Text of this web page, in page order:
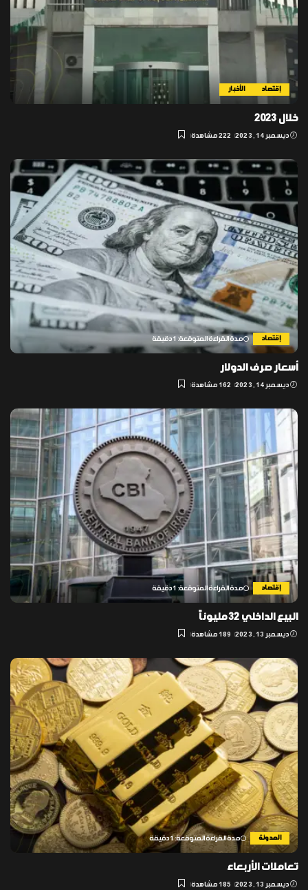
إقتصاد الأخبار
خلال 2023
ديسمبر 14, 2023 222 مشاهدة
إقتصاد مدة القراءة المتوقعة: 1 دقيقة
أسعار صرف الدولار
ديسمبر 14, 2023 162 مشاهدة
إقتصاد مدة القراءة المتوقعة: 1 دقيقة
البيع الداخلي 32 مليوناً
ديسمبر 13, 2023 189 مشاهدة
المدونة مدة القراءة المتوقعة: 1 دقيقة
تعاملات الأربعاء
ديسمبر 13, 2023 185 مشاهدة